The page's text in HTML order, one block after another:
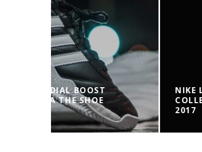
NIKE LANCIA LA BLACK
COLLECTION PER LA FRANCIA
2017